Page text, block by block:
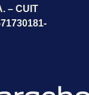
– CUIT